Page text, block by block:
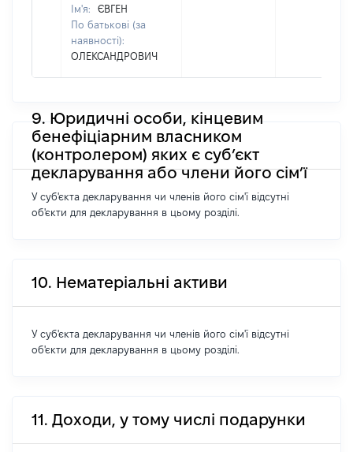
Ім'я:
ЄВГЕН
По батькові (за
наявності):
ОЛЕКСАНДРОВИЧ
9. Юридичні особи, кінцевим
бенефіціарним власником
(контролером) яких є суб’єкт
декларування або члени його сім’ї
У суб'єкта декларування чи членів його сім'ї відсутні
об'єкти для декларування в цьому розділі.
10. Нематеріальні активи
У суб'єкта декларування чи членів його сім'ї відсутні
об'єкти для декларування в цьому розділі.
11. Доходи, у тому числі подарунки